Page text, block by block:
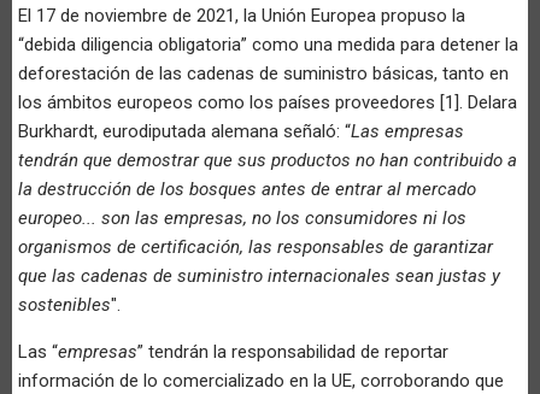
El 17 de noviembre de 2021, la Unión Europea propuso la
“debida diligencia obligatoria” como una medida para detener la
deforestación de las cadenas de suministro básicas, tanto en
los ámbitos europeos como los países proveedores [1]. Delara
Burkhardt, eurodiputada alemana señaló: “Las empresas
tendrán que demostrar que sus productos no han contribuido a
la destrucción de los bosques antes de entrar al mercado
europeo... son las empresas, no los consumidores ni los
organismos de certificación, las responsables de garantizar
que las cadenas de suministro internacionales sean justas y
sostenibles".
Las “empresas” tendrán la responsabilidad de reportar
información de lo comercializado en la UE, corroborando que